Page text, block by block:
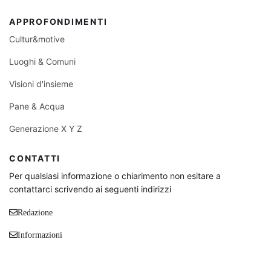
APPROFONDIMENTI
Cultur&motive
Luoghi & Comuni
Visioni d'insieme
Pane & Acqua
Generazione X Y Z
CONTATTI
Per qualsiasi informazione o chiarimento non esitare a
contattarci scrivendo ai seguenti indirizzi
Redazione
Informazioni